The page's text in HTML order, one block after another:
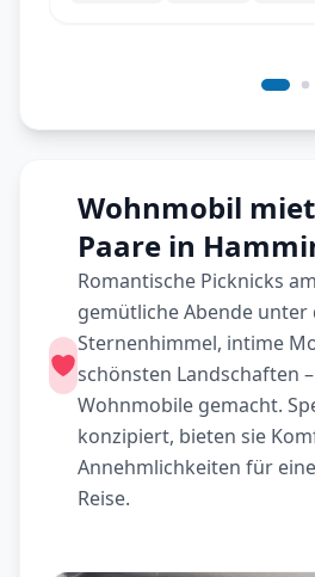
Wohnmobil
Paare in
Romantische Picknicks
gemütliche Abende unter
Sternenhimmel, intime
schönsten Landschaften
Wohnmobile gemacht.
konzipiert, bieten sie
Annehmlichkeiten für
Reise.